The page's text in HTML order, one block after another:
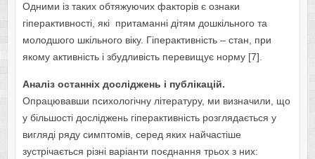
Одними із таких обтяжуючих факторів є ознаки
гіперактивності, які притаманні дітям дошкільного та
молодшого шкільного віку. Гіперактивність – стан, при
якому активність і збудливість перевищує норму [7].
Аналіз останніх досліджень і публікацій.
Опрацювавши психологічну літературу, ми визначили, що
у більшості досліджень гіперактивність розглядається у
вигляді ряду симптомів, серед яких найчастіше
зустрічається різні варіанти поєднання трьох з них: